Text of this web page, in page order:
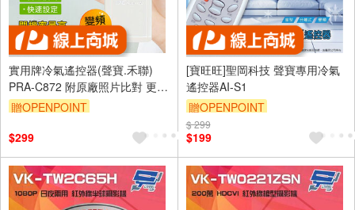
實用牌冷氣遙控器(聲寶.禾聯)
PRA-C872 附原廠照片比對 更換
電池免設定 台灣設計
贈OPENPOINT
（運費不算在 2000 元的範圍
內）
單品享9折
$299
[寶旺旺]聖岡科技 聲寶專用冷氣
遙控器AI-S1
贈OPENPOINT
$ 299
$199